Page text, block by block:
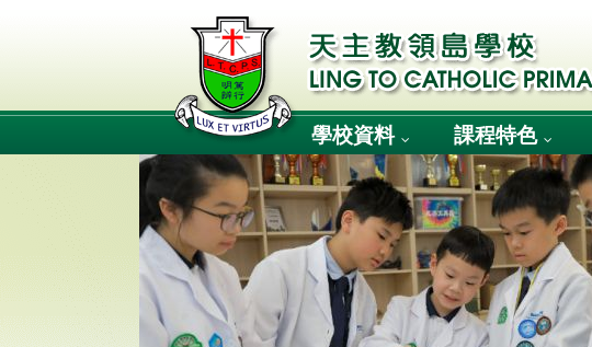
學校資料 課程特色